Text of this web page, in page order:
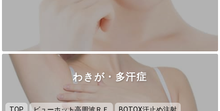
わきが・多汗症
TOP ビューホット高周波ＲＦ BOTOX汗止め注射